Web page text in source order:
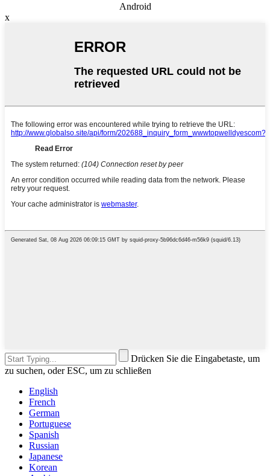
Android
x
Drücken Sie die Eingabetaste, um
zu suchen, oder ESC, um zu schließen
English
French
German
Portuguese
Spanish
Russian
Japanese
Korean